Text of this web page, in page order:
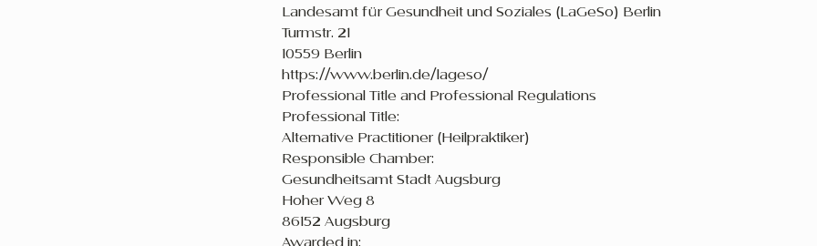
Landesamt für Gesundheit und Soziales (LaGeSo) Berlin
Turmstr. 21
10559 Berlin
https://www.berlin.de/lageso/
Professional Title and Professional Regulations
Professional Title:
Alternative Practitioner (Heilpraktiker)
Responsible Chamber:
Gesundheitsamt Stadt Augsburg
Hoher Weg 8
86152 Augsburg